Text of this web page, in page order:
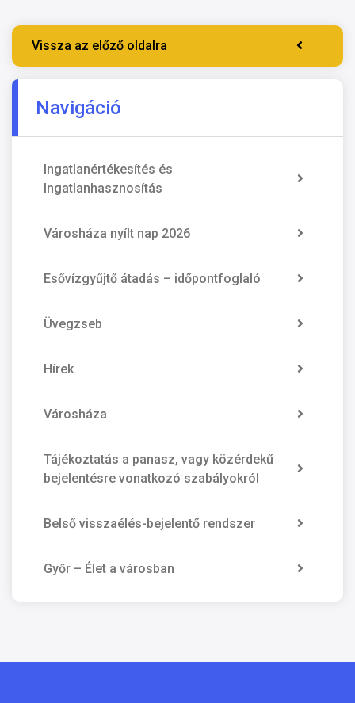
Vissza az előző oldalra
Navigáció
Ingatlanértékesítés és
Ingatlanhasznosítás
Városháza nyílt nap 2026
Esővízgyűjtő átadás – időpontfoglaló
Üvegzseb
Hírek
Városháza
Tájékoztatás a panasz, vagy közérdekű
bejelentésre vonatkozó szabályokról
Belső visszaélés-bejelentő rendszer
Győr – Élet a városban